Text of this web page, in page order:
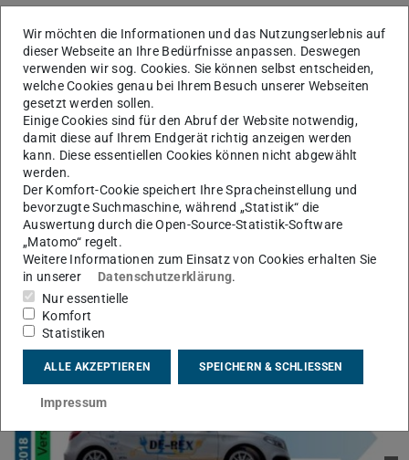
Wir möchten die Informationen und das Nutzungserlebnis auf
dieser Webseite an Ihre Bedürfnisse anpassen. Deswegen
verwenden wir sog. Cookies. Sie können selbst entscheiden,
welche Cookies genau bei Ihrem Besuch unserer Webseiten
gesetzt werden sollen.
Einige Cookies sind für den Abruf der Website notwendig,
damit diese auf Ihrem Endgerät richtig anzeigen werden
kann. Diese essentiellen Cookies können nicht abgewählt
werden.
Der Komfort-Cookie speichert Ihre Spracheinstellung und
bevorzugte Suchmaschine, während „Statistik“ die
Auswertung durch die Open-Source-Statistik-Software
„Matomo“ regelt.
Weitere Informationen zum Einsatz von Cookies erhalten Sie
in unserer
Datenschutzerklärung.
Nur essentielle
Komfort
Statistiken
ALLE AKZEPTIEREN SPEICHERN & SCHLIESSEN
Impressum